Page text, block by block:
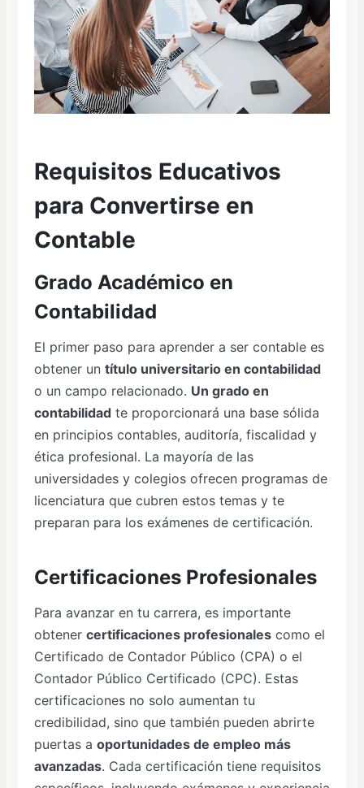
Requisitos Educativos
para Convertirse en
Contable
Grado Académico en
Contabilidad
El primer paso para aprender a ser contable es
obtener un título universitario en contabilidad
o un campo relacionado. Un grado en
contabilidad te proporcionará una base sólida
en principios contables, auditoría, fiscalidad y
ética profesional. La mayoría de las
universidades y colegios ofrecen programas de
licenciatura que cubren estos temas y te
preparan para los exámenes de certificación.
Certificaciones Profesionales
Para avanzar en tu carrera, es importante
obtener certificaciones profesionales como el
Certificado de Contador Público (CPA) o el
Contador Público Certificado (CPC). Estas
certificaciones no solo aumentan tu
credibilidad, sino que también pueden abrirte
puertas a oportunidades de empleo más
avanzadas. Cada certificación tiene requisitos